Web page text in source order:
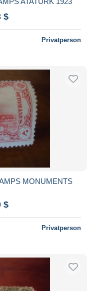
$
Privatperson
MONUMENTS
$
Privatperson